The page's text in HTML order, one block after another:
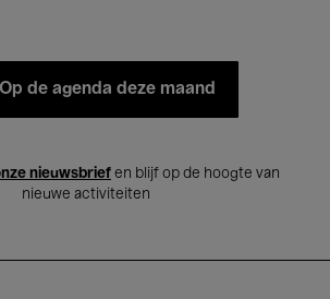
Op de agenda deze maand
nieuwsbrief en blijf op de hoogte van
nieuwe activiteiten